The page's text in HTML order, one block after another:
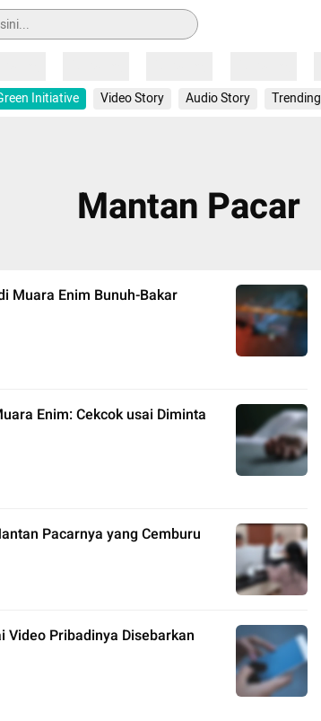
Initiative Video Story Audio Story Trending
Mantan Pacar
Muara Enim Bunuh-Bakar
Enim: Cekcok usai Diminta
Pacarnya yang Cemburu
Video Pribadinya Disebarkan